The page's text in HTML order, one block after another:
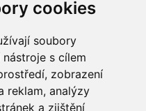
cookies
soubory
s cílem
zobrazení
reklam, analýzy
a zjištění